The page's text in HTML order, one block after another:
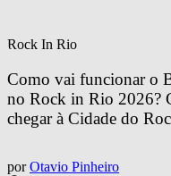
Rock In Rio
Como vai funcionar o
no Rock in Rio 2026?
chegar à Cidade do
por Otavio Pinheiro